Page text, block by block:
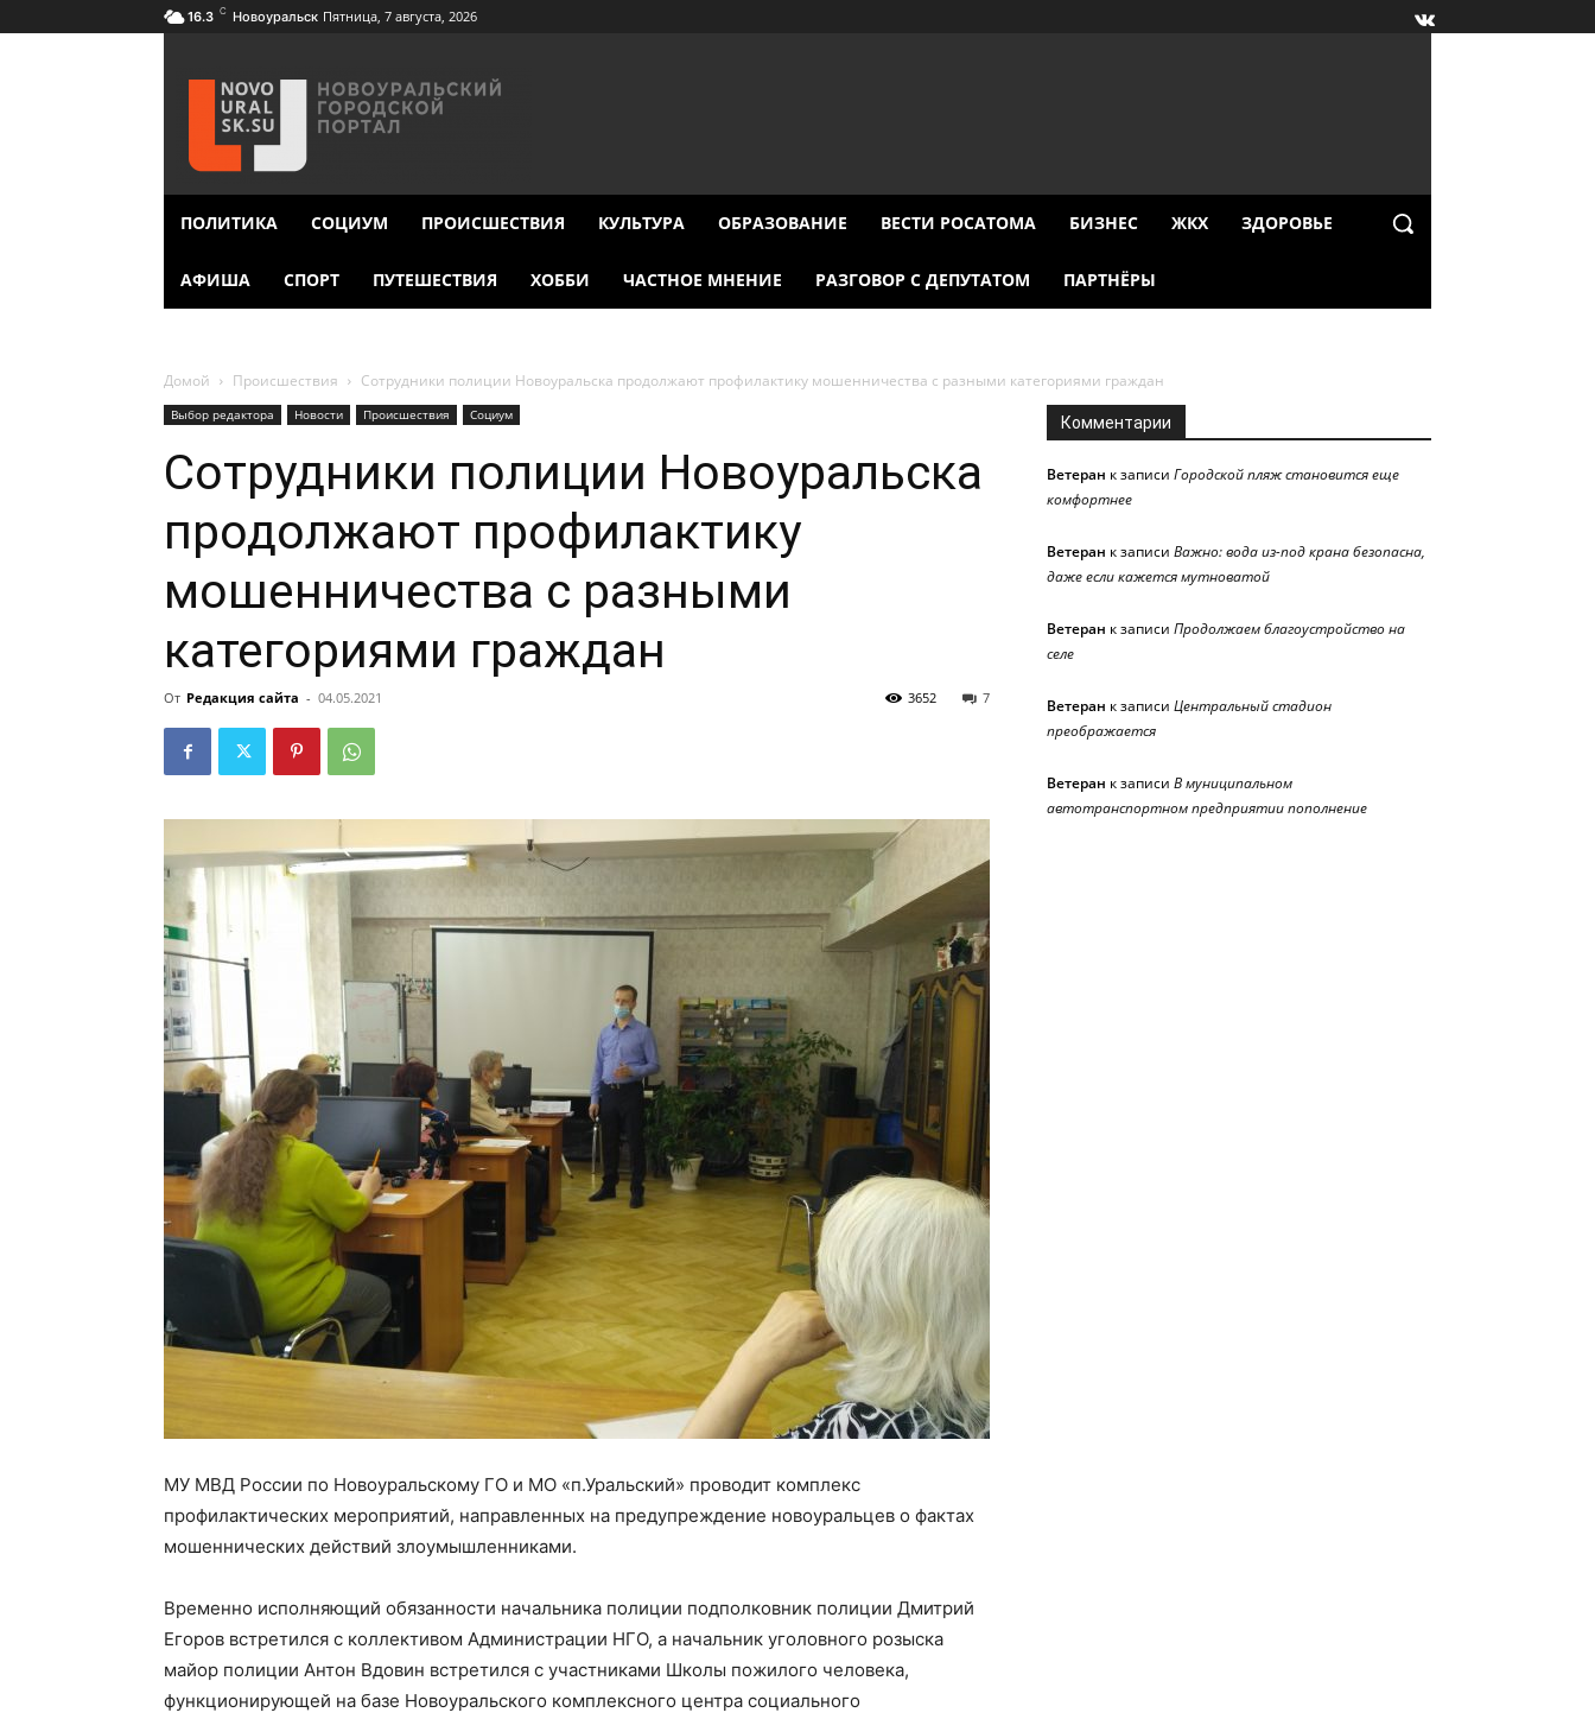
16.3 C Новоуральск Пятница, 7 августа, 2026
ПОЛИТИКА СОЦИУМ ПРОИСШЕСТВИЯ КУЛЬТУРА ОБРАЗОВАНИЕ ВЕСТИ РОСАТОМА БИЗНЕС ЖКХ ЗДОРОВЬЕ
АФИША СПОРТ ПУТЕШЕСТВИЯ ХОББИ ЧАСТНОЕ МНЕНИЕ РАЗГОВОР С ДЕПУТАТОМ ПАРТНЁРЫ
Домой Происшествия Сотрудники полиции Новоуральска продолжают профилактику мошенничества с разными категориями граждан
Выбор редактора Новости Происшествия Социум
Сотрудники полиции Новоуральска
продолжают профилактику
мошенничества с разными
категориями граждан
От Редакция сайта - 04.05.2021 7
3652
МУ МВД России по Новоуральскому ГО и МО «п.Уральский» проводит комплекс
профилактических мероприятий, направленных на предупреждение новоуральцев о фактах
мошеннических действий злоумышленниками.
Временно исполняющий обязанности начальника полиции подполковник полиции Дмитрий
Егоров встретился с коллективом Администрации НГО, а начальник уголовного розыска
майор полиции Антон Вдовин встретился с участниками Школы пожилого человека,
функционирующей на базе Новоуральского комплексного центра социального
Комментарии
Ветеран к записи Городской пляж становится еще
комфортнее
Ветеран к записи Важно: вода из-под крана безопасна,
даже если кажется мутноватой
Ветеран к записи Продолжаем благоустройство на
селе
Ветеран к записи Центральный стадион
преображается
Ветеран к записи В муниципальном
автотранспортном предприятии пополнение